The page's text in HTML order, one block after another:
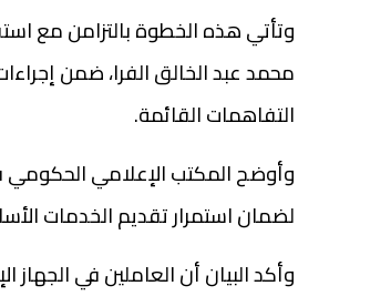
وتأتي هذه الخطوة بالتزامن مع
محمد عبد الخالق الفرا، ضمن
التفاهمات القائمة.
وأوضح المكتب الإعلامي الحكومي
لضمان استمرار تقديم الخدمات
وأكد البيان أن العاملين في